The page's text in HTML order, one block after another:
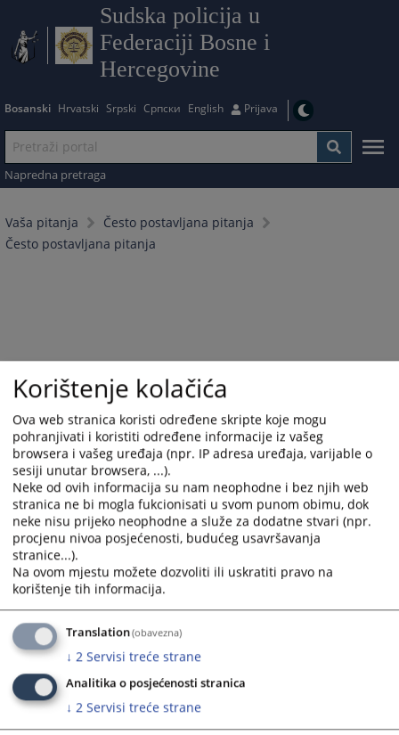
Sudska policija u
Federaciji Bosne i
Hercegovine
Bosanski Hrvatski Srpski Српски English Prijava
Napredna pretraga
Vaša pitanja
Često postavljana pitanja
Često postavljana pitanja
Trenutno nema vijesti
Korištenje kolačića
Ova web stranica koristi određene skripte koje mogu
pohranjivati i koristiti određene informacije iz vašeg
browsera i vašeg uređaja (npr. IP adresa uređaja, varijable o
sesiji unutar browsera, ...).
Neke od ovih informacija su nam neophodne i bez njih web
stranica ne bi mogla fukcionisati u svom punom obimu, dok
neke nisu prijeko neophodne a služe za dodatne stvari (npr.
procjenu nivoa posjećenosti, budućeg usavršavanja
stranice...).
Na ovom mjestu možete dozvoliti ili uskratiti pravo na
korištenje tih informacija.
Translation(obavezna)
↓ 2 Servisi treće strane
Analitika o posjećenosti stranica
↓ 2 Servisi treće strane